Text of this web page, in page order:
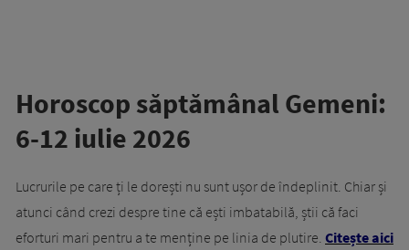
Horoscop săptămânal Gemeni:
6-12 iulie 2026
Lucrurile pe care ți le dorești nu sunt ușor de îndeplinit. Chiar și
atunci când crezi despre tine că ești imbatabilă, știi că faci
eforturi mari pentru a te menține pe linia de plutire. Citește aici